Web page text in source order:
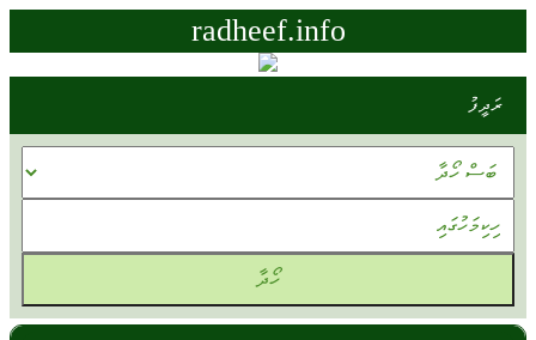
radheef.info
ރަދީފު